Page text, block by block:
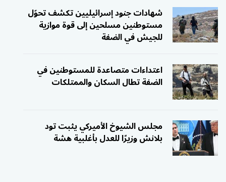
شهادات جنود إسرائيليين تكشف تحوّل
مستوطنين مسلحين إلى قوة موازية
للجيش في الضفة
اعتداءات متصاعدة للمستوطنين في
الضفة تطال السكان والممتلكات
مجلس الشيوخ الأميركي يثبت تود
بلانش وزيرًا للعدل بأغلبية هشة